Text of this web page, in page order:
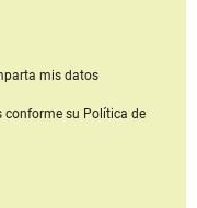
mis datos
conforme su Política de